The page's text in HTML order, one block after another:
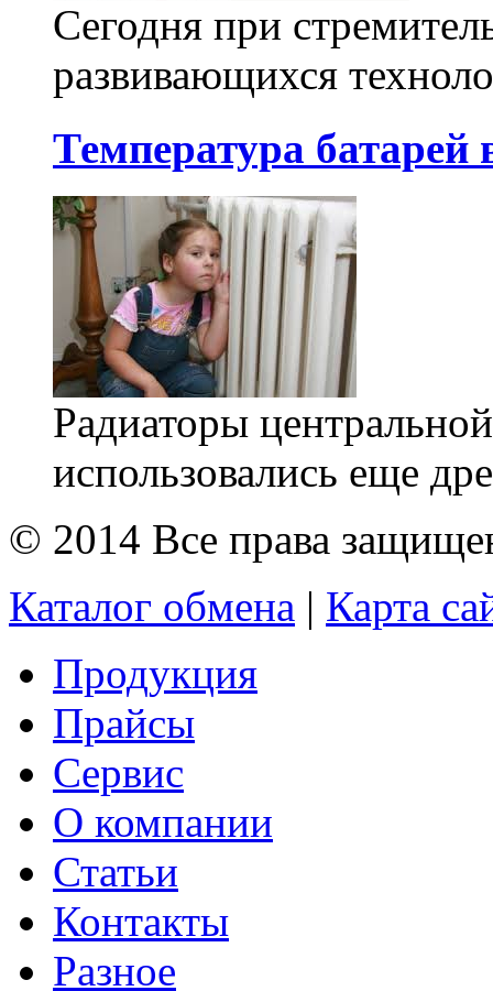
Сегодня при
развивающихся
Температура батарей
Радиаторы
использовались еще
© 2014 Все права
Каталог обмена | Карта
Продукция
Прайсы
Сервис
О компании
Статьи
Контакты
Разное